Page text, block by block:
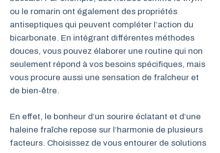
ou le romarin ont également des propriétés
antiseptiques qui peuvent compléter l’action du
bicarbonate. En intégrant différentes méthodes
douces, vous pouvez élaborer une routine qui non
seulement répond à vos besoins spécifiques, mais
vous procure aussi une sensation de fraîcheur et
de bien-être.
En effet, le bonheur d’un sourire éclatant et d’une
haleine fraîche repose sur l’harmonie de plusieurs
facteurs. Choisissez de vous entourer de solutions